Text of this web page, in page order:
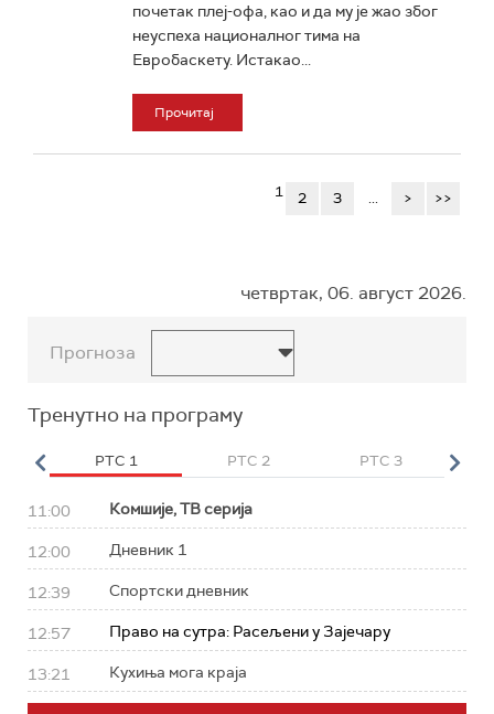
почетак плеј-офа, као и да му је жао због
неуспеха националног тима на
Евробаскету. Истакао...
Прочитај
1 2 3 ... > >>
четвртак, 06. август 2026.
Прогноза
Тренутно на програму
РТС 1 РТС 2 РТС 3
11:00 Комшије, ТВ серија
12:00 Дневник 1
12:39 Спортски дневник
12:57 Право на сутра: Расељени у Зајечару
13:21 Кухиња мога краја